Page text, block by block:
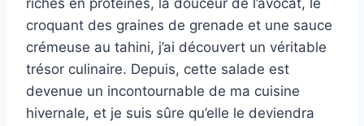
riches en protéines, la douceur de l’avocat, le
croquant des graines de grenade et une sauce
crémeuse au tahini, j’ai découvert un véritable
trésor culinaire. Depuis, cette salade est
devenue un incontournable de ma cuisine
hivernale, et je suis sûre qu’elle le deviendra